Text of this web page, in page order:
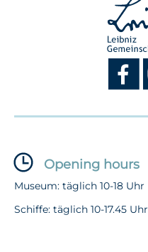
Opening hours
Museum: täglich 10-18 Uhr
Schiffe: täglich 10-17.45 Uhr